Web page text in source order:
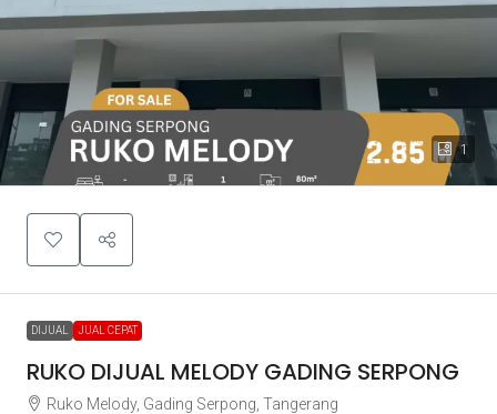
1
DIJUAL JUAL CEPAT
RUKO DIJUAL MELODY GADING SERPONG
Ruko Melody, Gading Serpong, Tangerang